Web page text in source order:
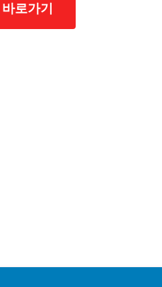
로가기